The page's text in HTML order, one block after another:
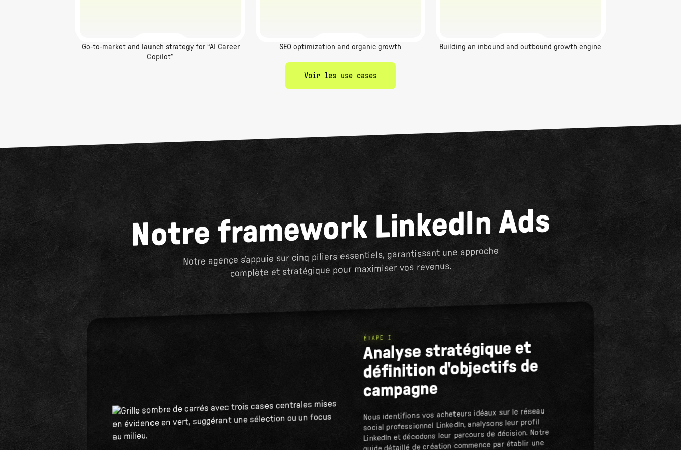
Go-to-market and launch strategy for “AI Career
Copilot”
SEO optimization and organic growth Building an inbound and outbound growth engine
Voir les use cases
Notre framework LinkedIn Ads
Notre agence s’appuie sur cinq piliers essentiels, garantissant une approche
complète et stratégique pour maximiser vos revenus.
ÉTAPE I
Analyse stratégique et
définition d'objectifs de
campagne
Nous identifions vos acheteurs idéaux sur le réseau
social professionnel LinkedIn, analysons leur profil
LinkedIn et décodons leur parcours de décision. Notre
guide détaillé de création commence par établir une